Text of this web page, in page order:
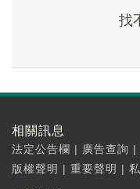
找
相關訊息
法定公告欄 | 廣告查詢 |
版權聲明 | 重要聲明 |